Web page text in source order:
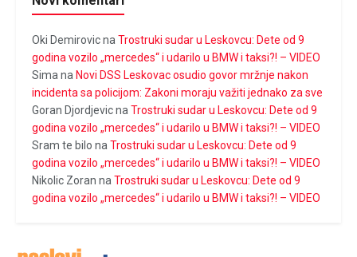
Oki DemirovicnaTrostruki sudar u Leskovcu: Dete od 9
godina vozilo „mercedes“ i udarilo u BMW i taksi?! – VIDEO
Simana Novi DSS Leskovac osudio govor mržnje nakon
incidenta sa policijom: Zakoni moraju važiti jednako za sve
Goran DjordjevicnaTrostruki sudar u Leskovcu: Dete od 9
godina vozilo „mercedes“ i udarilo u BMW i taksi?! – VIDEO
Sram te bilo naTrostruki sudar u Leskovcu: Dete od 9
godina vozilo „mercedes“ i udarilo u BMW i taksi?! – VIDEO
Nikolic Zoran naTrostruki sudar u Leskovcu: Dete od 9
godina vozilo „mercedes“ i udarilo u BMW i taksi?! – VIDEO